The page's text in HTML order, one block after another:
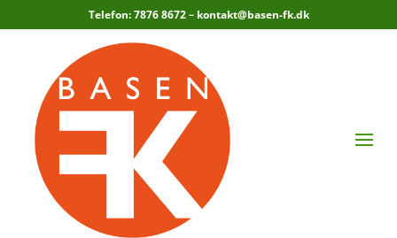
Telefon: 7876 8672 – kontakt@basen-fk.dk